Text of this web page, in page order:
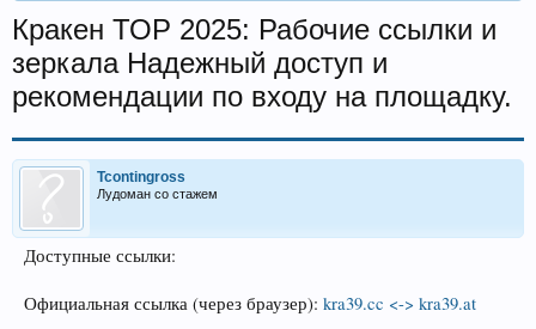
Кракен ТОР 2025: Рабочие ссылки и
зеркала Надежный доступ и
рекомендации по входу на площадку.
Tcontingross
Лудоман со стажем
Доступные ссылки:
Официальная ссылка (через браузер): kra39.cc <-> kra39.at